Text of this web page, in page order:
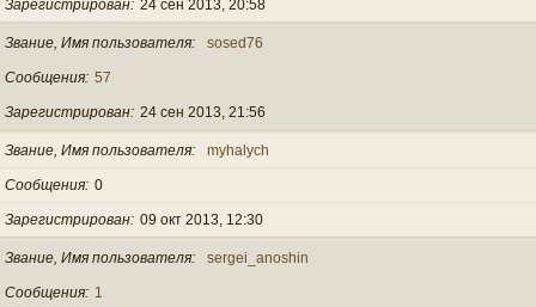
Зарегистрирован 24 сен 2013, 20:58
Звание, Имя пользователя sosed76
Сообщения 57
Зарегистрирован 24 сен 2013, 21:56
Звание, Имя пользователя myhalych
Сообщения 0
Зарегистрирован 09 окт 2013, 12:30
Звание, Имя пользователя sergei_anoshin
Сообщения 1